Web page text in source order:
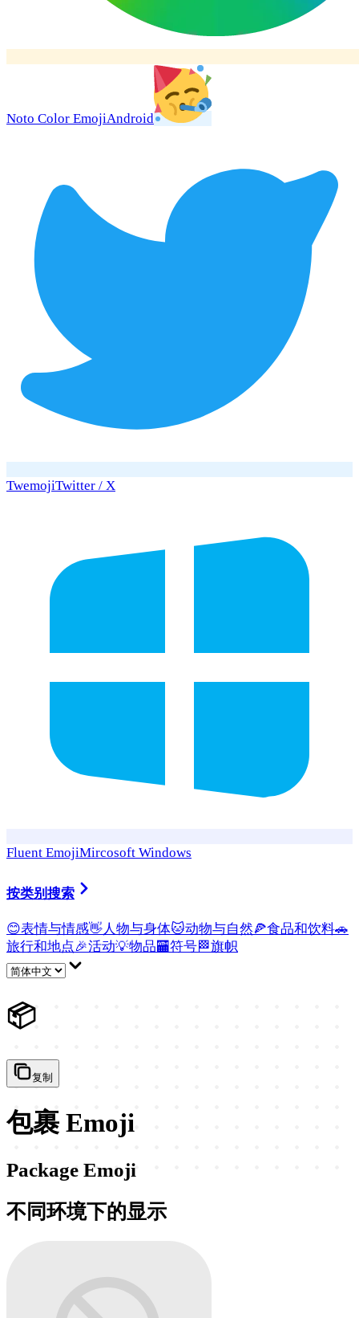
Noto Color EmojiAndroid
TwemojiTwitter / X
Fluent EmojiMircosoft Windows
按类别搜索
😊表情与情感👋 人物与身体🐱动物与自然🍕食品和饮料🚗
旅行和地点🎉活动💡物品🏧符号🏁旗帜
📦
复制
包裹 Emoji
Package Emoji
不同环境下的显示